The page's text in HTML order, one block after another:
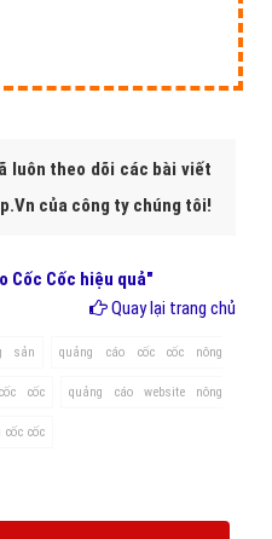
luôn theo dõi các bài viết
của công ty chúng tôi!
Cốc Cốc hiệu quả"
Quay lại trang chủ
sản quảng cáo cốc cốc nông
cốc quảng cáo website nông
cốc cốc